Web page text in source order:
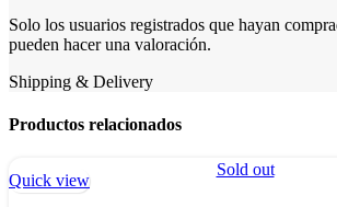
Solo los usuarios registrados que hayan
pueden hacer una valoración.
Shipping & Delivery
Productos relacionados
Sold out
Quick view